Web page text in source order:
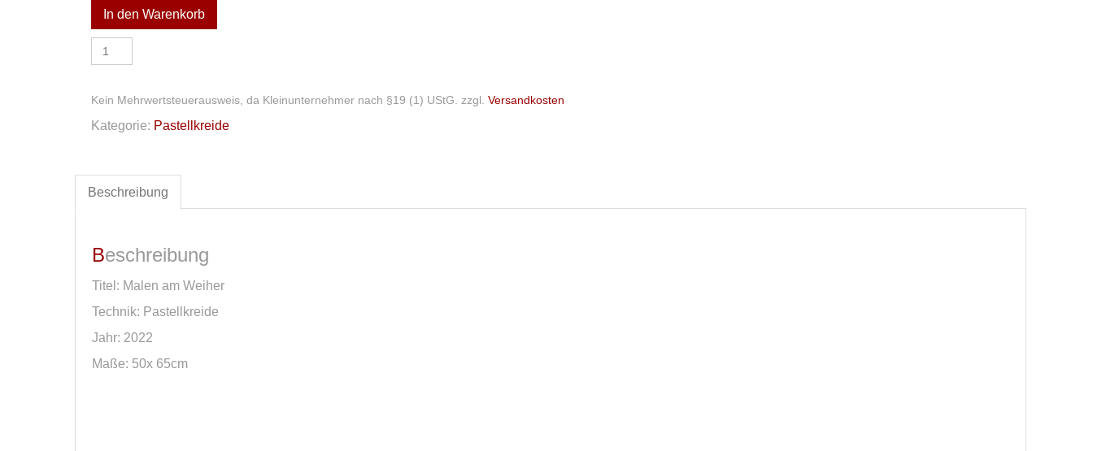
In den Warenkorb
Pastellkreide
Menge
Kein Mehrwertsteuerausweis, da Kleinunternehmer nach §19 (1) UStG. zzgl. Versandkosten
Kategorie: Pastellkreide
Beschreibung
Beschreibung
Titel: Malen am Weiher
Technik: Pastellkreide
Jahr: 2022
Maße: 50x 65cm